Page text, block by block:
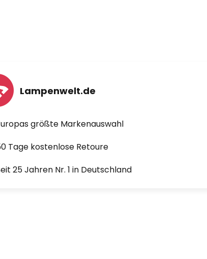
Lampenwelt.de
größte Markenauswahl
Tage kostenlose Retoure
25 Jahren Nr. 1 in Deutschland